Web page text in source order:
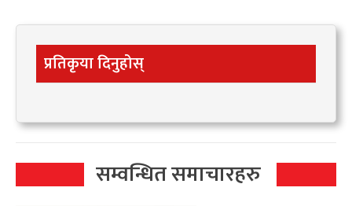
प्रतिकृया दिनुहोस्
सम्वन्धित समाचारहरु